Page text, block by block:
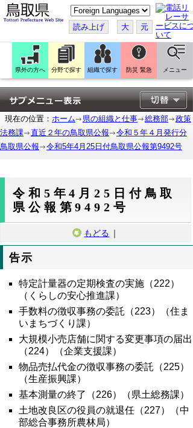
こ
の
ペ
ー
ジ
翻
訳
す
る
読み上げ 大 元
県外の方へ 分野で探す 組織で探す 防災 緊急 メニュー
現在の位置： ホーム 県の組織と仕事 総務部
政策
法務課
直近２年の鳥取県公報
令和５年４月発行分
鳥取県公報
令和5年4月25日付鳥取県公報第9492号
令和5年4月25日付鳥取
県公報第9492号
もどる ｜
告示
特定計量器の定期検査の実施（222）
（くらしの安心推進課）
手数料の徴収事務の委託（223）（住ま
いまちづくり課）
大規模小売店舗に関する変更事項の届出
（224）（企業支援課）
物品売払代金の徴収事務の委託（225）
（生産振興課）
基本測量の終了（226）（県土総務課）
土地改良区の役員の就退任（227）（中
部総合事務所農林局）